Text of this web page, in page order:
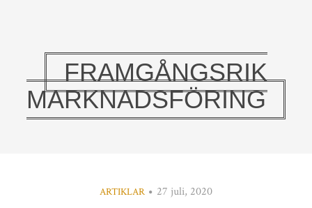
FRAMGÅNGSRIK
MARKNADSFÖRING
ARTIKLAR 27 juli, 2020